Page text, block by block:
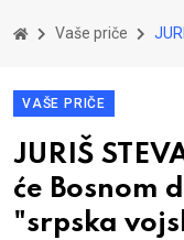
Vaše priče JURIŠ
VAŠE PRIČE
JURIŠ
će Bosnom
"srpska